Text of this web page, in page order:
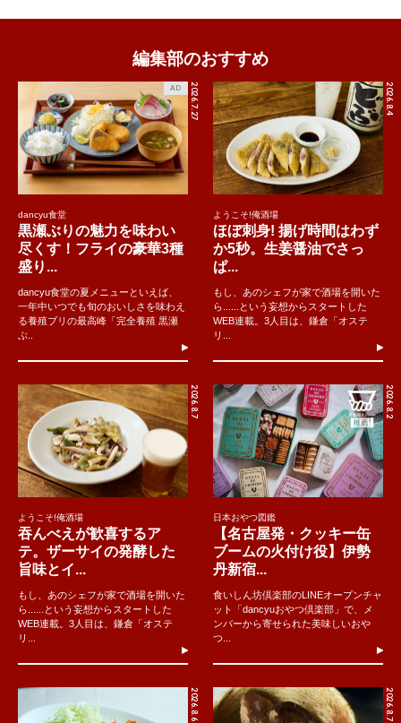
編集部のおすすめ
2026.7.27
AD
dancyu食堂
黒瀬ぶりの魅力を味わい
尽くす！フライの豪華3種
盛り...
dancyu食堂の夏メニューといえば、
一年中いつでも旬のおいしさを味わえ
る養殖ブリの最高峰「完全養殖 黒瀬
ぶ..
2026.8.4
ようこそ!俺酒場
ほぼ刺身! 揚げ時間はわず
か5秒。生姜醤油でさっ
ぱ...
もし、あのシェフが家で酒場を開いた
ら......という妄想からスタートした
WEB連載。3人目は、鎌倉「オステ
リ...
2026.8.7
ようこそ!俺酒場
吞んべえが歓喜するア
テ。ザーサイの発酵した
旨味とイ...
もし、あのシェフが家で酒場を開いた
ら......という妄想からスタートした
WEB連載。3人目は、鎌倉「オステ
リ...
2026.8.2
日本おやつ図鑑
【名古屋発・クッキー缶
ブームの火付け役】伊勢
丹新宿...
食いしん坊倶楽部のLINEオープンチャ
ット「dancyuおやつ倶楽部」で、メ
ンバーから寄せられた美味しいおや
つ...
2026.8.6 2026.8.7